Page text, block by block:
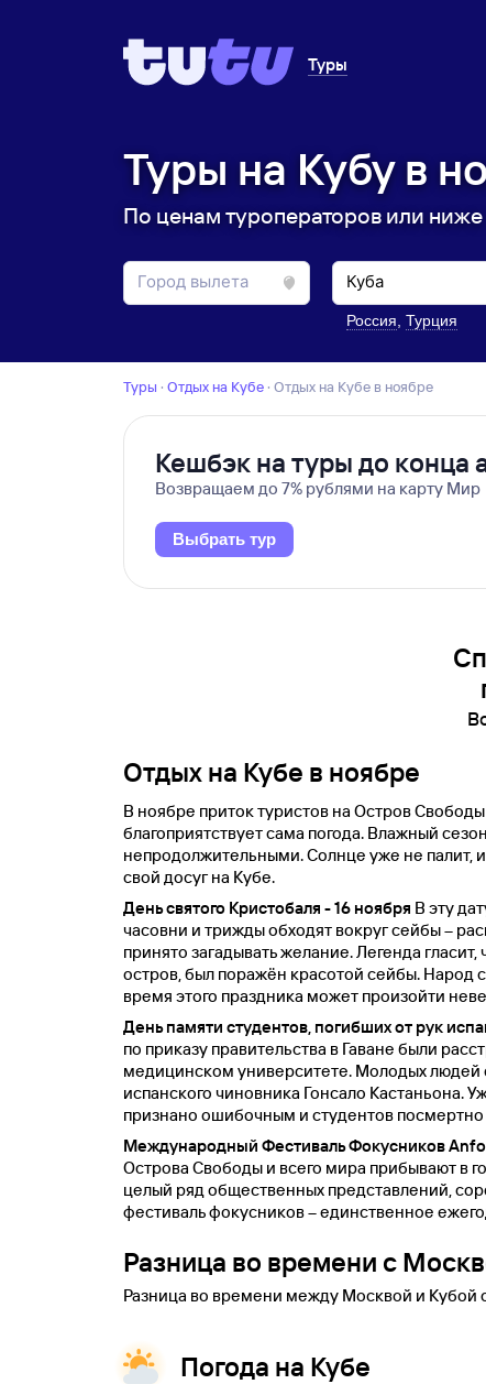
Туры
Туры на Кубу в
По ценам туроператоров или ниже
Россия Турция
Туры · Отдых на Кубе · отдых на Кубе в ноябре
Кешбэк на туры до конца
Возвращаем до 7% рублями на карту Мир
Выбрать тур
Отдых на Кубе в ноябре
В ноябре приток туристов на Остров
благоприятствует сама погода. Влажный
непродолжительными. Солнце уже не палит,
свой досуг на Кубе.
День святого Кристобаля - 16 ноября В эту
часовни и трижды обходят вокруг сейбы –
принято загадывать желание. Легенда
остров, был поражён красотой сейбы. Народ
время этого праздника может произойти
День памяти студентов, погибших от рук
по приказу правительства в Гаване были
медицинском университете. Молодых людей
испанского чиновника Гонсало Кастаньона.
признано ошибочным и студентов посмертно
Международный Фестиваль Фокусников
Острова Свободы и всего мира прибывают в
целый ряд общественных представлений,
фестиваль фокусников – единственное
Разница во времени с
Разница во времени между Москвой и Кубой
Погода на Кубе